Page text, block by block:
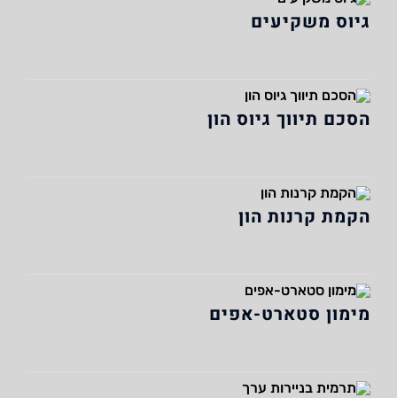
גיוס משקיעים
הסכם תיווך גיוס הון
הקמת קרנות הון
מימון סטארט-אפים